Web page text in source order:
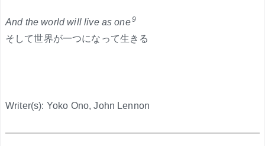
And the world will live as one9
そして世界が一つになって生きる
Writer(s): Yoko Ono, John Lennon